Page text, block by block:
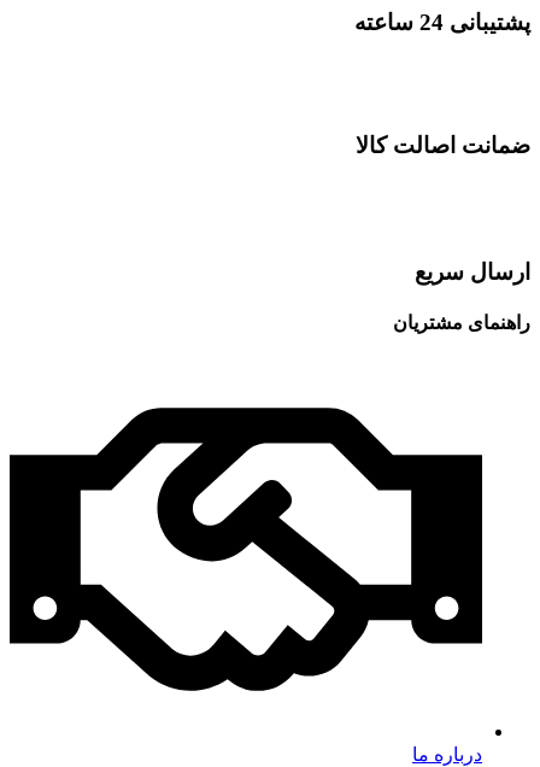
پشتیبانی 24 ساعته
ضمانت اصالت کالا
ارسال سریع
راهنمای مشتریان
درباره ما